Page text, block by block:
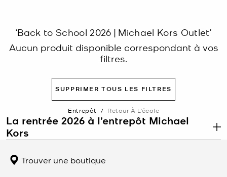
‘Back to School 2026 | Michael Kors Outlet’
Aucun produit disponible correspondant à vos
filtres.
SUPPRIMER TOUS LES FILTRES
Entrepôt / Retour À L’école
La rentrée 2026 à l’entrepôt Michael
Kors
portez tous les jours. L’entrepôt Michael Kors propose les sacs à
dos, les sacs fourre-tout et les sacs à bandoulière conçus pour
Trouver une boutique